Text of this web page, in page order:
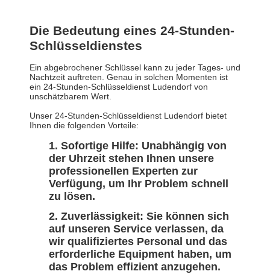
Die Bedeutung eines 24-Stunden-
Schlüsseldienstes
Ein abgebrochener Schlüssel kann zu jeder Tages- und
Nachtzeit auftreten. Genau in solchen Momenten ist
ein 24-Stunden-Schlüsseldienst Ludendorf von
unschätzbarem Wert.
Unser 24-Stunden-Schlüsseldienst Ludendorf bietet
Ihnen die folgenden Vorteile:
Sofortige Hilfe: Unabhängig von
der Uhrzeit stehen Ihnen unsere
professionellen Experten zur
Verfügung, um Ihr Problem schnell
zu lösen.
Zuverlässigkeit: Sie können sich
auf unseren Service verlassen, da
wir qualifiziertes Personal und das
erforderliche Equipment haben, um
das Problem effizient anzugehen.